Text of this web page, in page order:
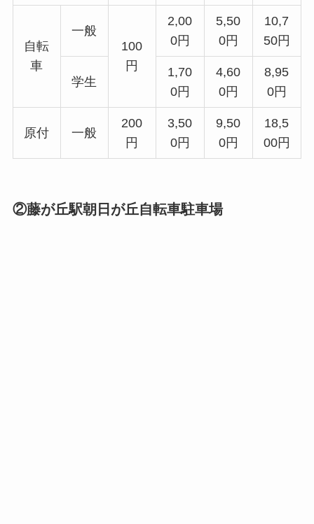
自転
車
一般
100
円
2,00
0円
5,50
0円
10,7
50円
学生
1,70
0円
4,60
0円
8,95
0円
原付 一般
200
円
3,50
0円
9,50
0円
18,5
00円
②藤が丘駅朝日が丘自転車駐車場